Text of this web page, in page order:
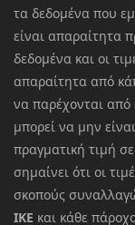
τα δεδομένα που
είναι απαραίτητα
δεδομένα και οι
απαραίτητα από
να παρέχονται
μπορεί να μην
πραγματική τιμή
σημαίνει ότι οι
σκοπούς
ΙΚΕ και κάθε